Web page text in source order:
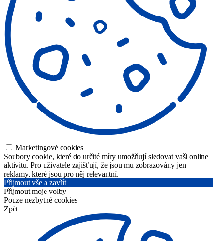
Marketingové cookies
Soubory cookie, které do určité míry umožňují sledovat vaši online
aktivitu. Pro uživatele zajišťují, že jsou mu zobrazovány jen
reklamy, které jsou pro něj relevantní.
Přijmout vše a zavřít
Přijmout moje volby
Pouze nezbytné cookies
Zpět